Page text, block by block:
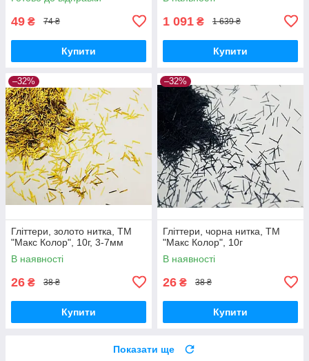
49 ₴ 74 ₴
Купити
1 091 ₴ 1 639 ₴
Купити
–32%
Гліттери, золото нитка, ТМ
"Макс Колор", 10г, 3-7мм
В наявності
26 ₴ 38 ₴
Купити
–32%
Гліттери, чорна нитка, ТМ
"Макс Колор", 10г
В наявності
26 ₴ 38 ₴
Купити
Показати ще